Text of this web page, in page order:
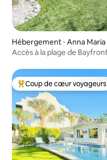
Hébergement ⋅ Anna Maria
Accès à la plage de
Coups de cœur voyageurs
Coup de cœur voyageurs